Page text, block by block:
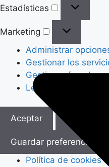
Estadísticas
Marketing
Administrar
Gestionar los
Gestionar
Leer más sobre
Aceptar
Guardar preferencias
Política de cookies